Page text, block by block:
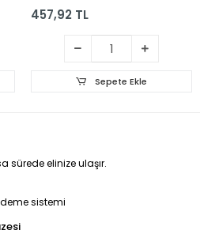
457,92 TL
Sepete Ekle
sürede elinize ulaşır.
sistemi